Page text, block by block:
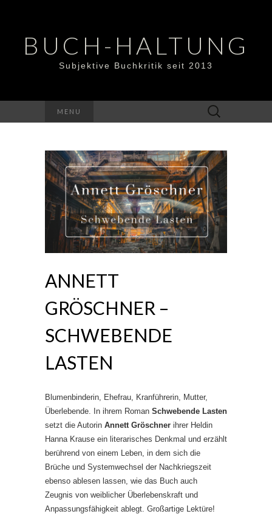
BUCH-HALTUNG
Subjektive Buchkritik seit 2013
MENU
Suchen
nach:
ANNETT
GRÖSCHNER –
SCHWEBENDE
LASTEN
Blumenbinderin, Ehefrau, Kranführerin, Mutter,
Überlebende. In ihrem Roman Schwebende Lasten
setzt die Autorin Annett Gröschner ihrer Heldin
Hanna Krause ein literarisches Denkmal und erzählt
berührend von einem Leben, in dem sich die
Brüche und Systemwechsel der Nachkriegszeit
ebenso ablesen lassen, wie das Buch auch
Zeugnis von weiblicher Überlebenskraft und
Anpassungsfähigkeit ablegt. Großartige Lektüre!